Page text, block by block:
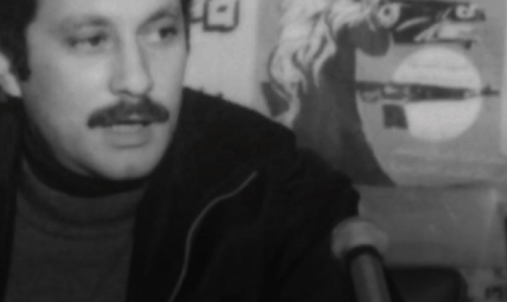
Falsafa I Les RDV de la philosophie arabe
Les Samedis de la poésie
Rencontres littéraires de l’IMA
Les escales musicales du musée
L’heure du conte
Café littéraire et self
et de civilisation arabes
documentaires
le portail documentaire de l'IMA
/ Emprunter des livres et des médias à la
de l'IMA
une exposition pédagogique itinérante / Host
educational travelling exhibition
Nous rejoindre / Carrières
Mécènes et sponsors
Nous contacter